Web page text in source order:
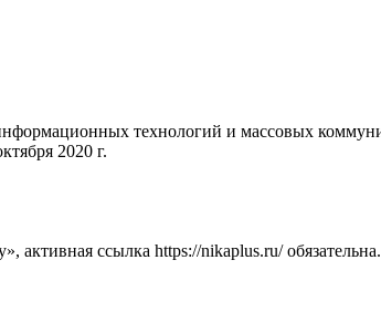
технологий и массовых
2020 г.
ссылка https://nikaplus.ru/